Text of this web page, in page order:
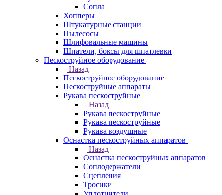
Сопла
Хопперы
Штукатурные станции
Пылесосы
Шлифовальные машины
Шпатели, боксы для шпатлевки
Пескоструйное оборудование
Назад
Пескоструйное оборудование
Пескоструйные аппараты
Рукава пескоструйные
Назад
Рукава пескоструйные
Рукава пескоструйные
Рукава воздушные
Оснастка пескоструйных аппаратов
Назад
Оснастка пескоструйных аппаратов
Соплодержатели
Сцепления
Тросики
Уплотнители